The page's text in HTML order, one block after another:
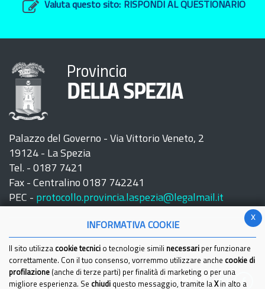
Valuta questo sito: RISPONDI AL QUESTIONARIO
Provincia
DELLA SPEZIA
Palazzo del Governo - Via Vittorio Veneto, 2
19124 - La Spezia
Tel. - 0187 7421
Fax - Centralino 0187 742241
PEC - protocollo.provincia.laspezia@legalmail.it
Seguici su:
x
INFORMATIVA COOKIE
Il sito utilizza cookie tecnici o tecnologie simili necessari per funzionare
correttamente. Con il tuo consenso, vorremmo utilizzare anche cookie di
profilazione (anche di terze parti) per finalità di marketing o per una
migliore esperienza. Se chiudi questo messaggio, tramite la Xin alto a